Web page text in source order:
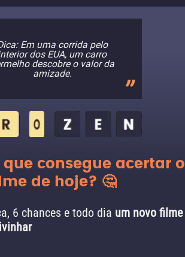
Em uma corrida pelo
dos EUA, um carro
descobre o valor da
amizade.
consegue acertar o
de hoje? 🤔
6 chances e todo dia um novo filme